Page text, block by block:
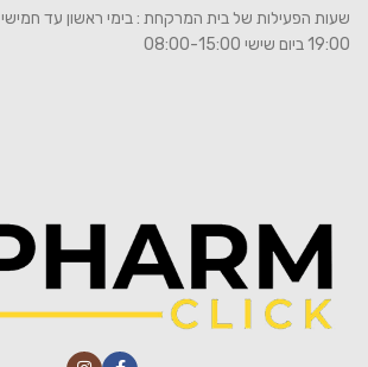
19:00 ביום שישי 08:00-15:00